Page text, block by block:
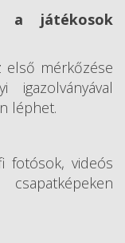
a játékosok
első mérkőzése
léphet.
fotósok, videós